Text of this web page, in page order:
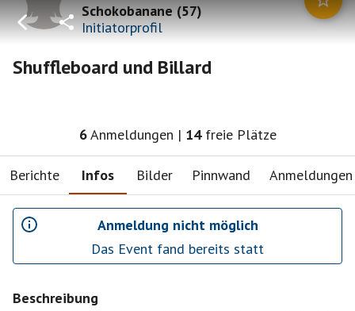
Schokobanane(57)
Initiatorprofil
Shuffleboard und Billard
6Anmeldungen | 14 freie Plätze
Berichte Infos Bilder Pinnwand Anmeldungen
Anmeldung nicht möglich
Das Event fand bereits statt
Beschreibung